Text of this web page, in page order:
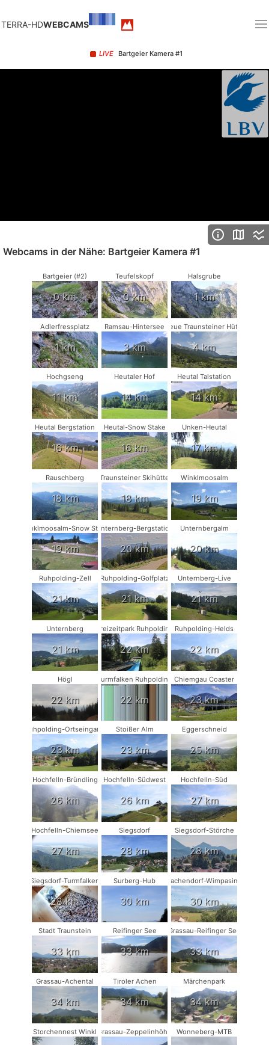
TERRA-HDWEBCAMS
LIVE Bartgeier Kamera #1
Webcams in der Nähe: Bartgeier Kamera #1
Bartgeier (#2)
0 km
Teufelskopf
0 km
Halsgrube
1 km
Adlerfressplatz
1 km
Ramsau-Hintersee
3 km
Neue Traunsteiner Hütte
4 km
Hochgseng
11 km
Heutaler Hof
14 km
Heutal Talstation
14 km
Heutal Bergstation
16 km
Heutal-Snow Stake
16 km
Unken-Heutal
17 km
Rauschberg
18 km
Traunsteiner Skihütte
18 km
Winklmoosalm
19 km
Winklmoosalm-Snow Stake
19 km
Unternberg-Bergstation
20 km
Unternbergalm
20 km
Ruhpolding-Zell
21 km
Ruhpolding-Golfplatz
21 km
Unternberg-Live
21 km
Unternberg
21 km
Freizeitpark Ruhpolding
22 km
Ruhpolding-Helds
22 km
Högl
22 km
Turmfalken Ruhpolding
22 km
Chiemgau Coaster
23 km
Ruhpolding-Ortseingang
23 km
Stoißer Alm
23 km
Eggerschneid
25 km
Hochfelln-Bründling
26 km
Hochfelln-Südwest
26 km
Hochfelln-Süd
27 km
Hochfelln-Chiemsee
27 km
Siegsdorf
28 km
Siegsdorf-Störche
28 km
Siegsdorf-Turmfalken
28 km
Surberg-Hub
30 km
Vachendorf-Wimpasing
30 km
Stadt Traunstein
33 km
Reifinger See
33 km
Grassau-Reifinger See
33 km
Grassau-Achental
34 km
Tiroler Achen
34 km
Märchenpark
34 km
Storchennest Winkl Grassau-Zeppelinhöhe Wonneberg-MTB